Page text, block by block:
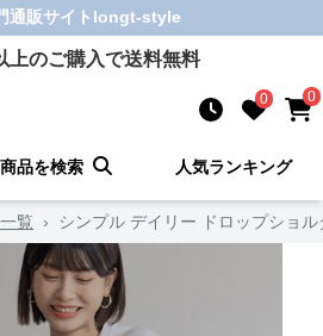
通販サイト longt-style
上のご購入で送料無料
0 0
商品を検索 人気ランキング
覧 › シンプル デイリー ドロップショ